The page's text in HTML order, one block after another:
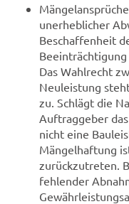
unerheblicher
Beschaffenheit
Das Wahlrecht
Neuleistung
zu. Schlägt die
Auftraggeber
nicht eine
Mängelhaftung
zurückzutreten.
fehlender